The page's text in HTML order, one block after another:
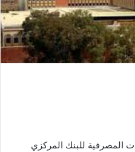
المصرفية للبنك المركزي